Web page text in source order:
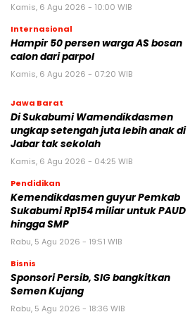
Kamis, 6 Agu 2026 - 10:00 WIB
Internasional
Hampir 50 persen warga AS bosan
calon dari parpol
Kamis, 6 Agu 2026 - 07:20 WIB
Jawa Barat
Di Sukabumi Wamendikdasmen
ungkap setengah juta lebih anak di
Jabar tak sekolah
Kamis, 6 Agu 2026 - 04:25 WIB
Pendidikan
Kemendikdasmen guyur Pemkab
Sukabumi Rp154 miliar untuk PAUD
hingga SMP
Rabu, 5 Agu 2026 - 19:51 WIB
Bisnis
Sponsori Persib, SIG bangkitkan
Semen Kujang
Rabu, 5 Agu 2026 - 18:36 WIB